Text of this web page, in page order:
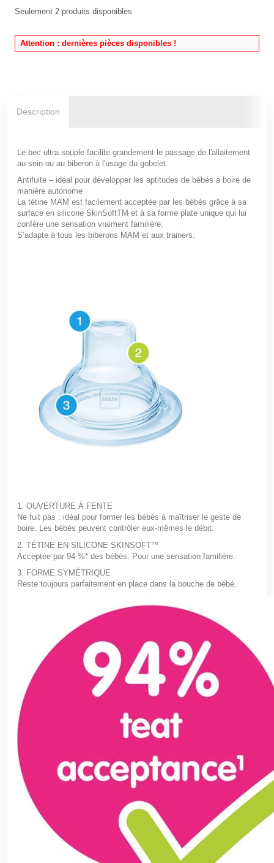
Seulement 2 produits disponibles
Attention : dernières pièces disponibles !
Description
Le bec ultra souple facilite grandement le passage de l'allaitement
au sein ou au biberon à l'usage du gobelet
Antifuite – idéal pour développer les aptitudes de bébés à boire de
manière autonome
La tétine MAM est facilement acceptée par les bébés grâce à sa
surface en silicone SkinSoftTM et à sa forme plate unique qui lui
confère une sensation vraiment familière.
S’adapte à tous les biberons MAM et aux trainers.
1. OUVERTURE À FENTE
Ne fuit pas : idéal pour former les bébés à maîtriser le geste de
boire. Les bébés peuvent contrôler eux-mêmes le débit.
2. TÉTINE EN SILICONE SKINSOFT™
Acceptée par 94 %* des bébés. Pour une sensation familière.
3. FORME SYMÉTRIQUE
Reste toujours parfaitement en place dans la bouche de bébé.